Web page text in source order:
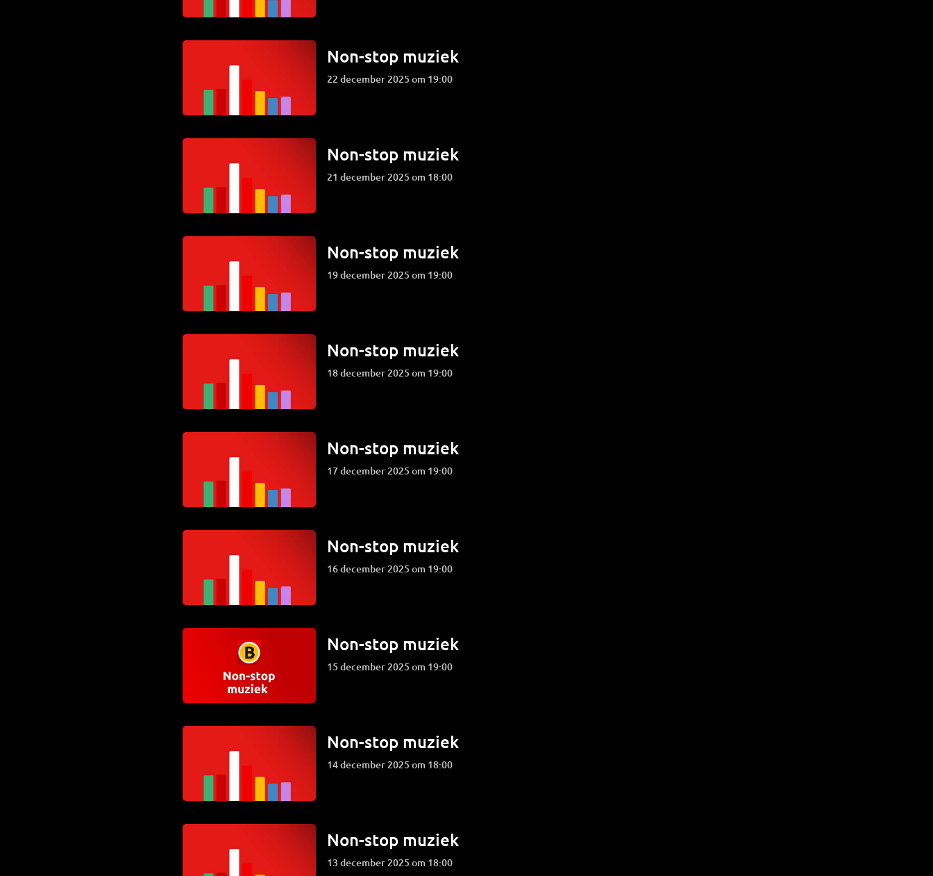
Non-stop muziek
22 december 2025 om 19:00
Non-stop muziek
21 december 2025 om 18:00
Non-stop muziek
19 december 2025 om 19:00
Non-stop muziek
18 december 2025 om 19:00
Non-stop muziek
17 december 2025 om 19:00
Non-stop muziek
16 december 2025 om 19:00
Non-stop muziek
15 december 2025 om 19:00
Non-stop muziek
14 december 2025 om 18:00
Non-stop muziek
13 december 2025 om 18:00